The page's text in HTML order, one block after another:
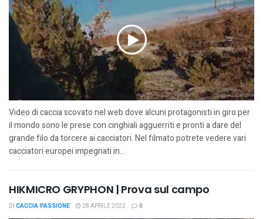
Video di caccia scovato nel web dove alcuni protagonisti in giro per
il mondo sono le prese con cinghiali agguerriti e pronti a dare del
grande filo da torcere ai cacciatori. Nel filmato potrete vedere vari
cacciatori europei impegnati in...
HIKMICRO GRYPHON | Prova sul campo
DI CACCIA PASSIONE 28 APRILE 2022 0